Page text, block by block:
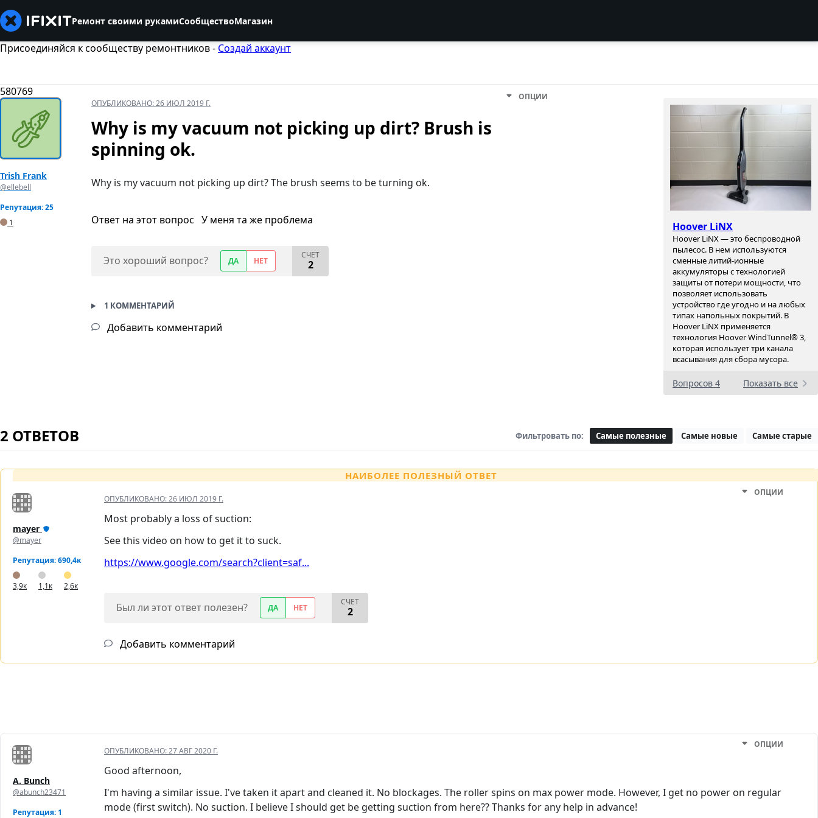
Ремонт своими рукамиСообществоМагазин
Присоединяйся к сообществу ремонтников - Создай аккаунт
580769
Hoover LiNX
Hoover LiNX — это беспроводной
пылесос. В нем используются
сменные литий-ионные
аккумуляторы с технологией
защиты от потери мощности, что
позволяет использовать
устройство где угодно и на любых
типах напольных покрытий. В
Hoover LiNX применяется
технология Hoover WindTunnel® 3,
которая использует три канала
всасывания для сбора мусора.
Вопросов 4 Показать все
Trish Frank
@ellebell
Репутация: 25
1
ОПУБЛИКОВАНО:26 ИЮЛ 2019 Г.
ОПЦИИ
Why is my vacuum not picking up dirt? Brush is
spinning ok.
Why is my vacuum not picking up dirt? The brush seems to be turning ok.
Ответ на этот вопрос У меня та же проблема
Это хороший вопрос? ДА НЕТ
СЧЕТ
2
1 КОММЕНТАРИЙ
Добавить комментарий
2 ОТВЕТОВ Фильтровать по: Самые полезные Самые новые Самые старые
НАИБОЛЕЕ ПОЛЕЗНЫЙ ОТВЕТ
mayer
@mayer
Репутация: 690,4к
3,9к 1,1к 2,6к
ОПУБЛИКОВАНО:26 ИЮЛ 2019 Г.
ОПЦИИ
Most probably a loss of suction:
See this video on how to get it to suck.
https://www.google.com/search?client=saf...
Был ли этот ответ полезен? ДА НЕТ
СЧЕТ
2
Добавить комментарий
A. Bunch
@abunch23471
Репутация: 1
ОПУБЛИКОВАНО:27 АВГ 2020 Г.
ОПЦИИ
Good afternoon,
I'm having a similar issue. I've taken it apart and cleaned it. No blockages. The roller spins on max power mode. However, I get no power on regular
mode (first switch). No suction. I believe I should get be getting suction from here?? Thanks for any help in advance!